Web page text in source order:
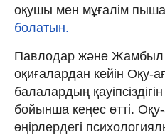
оқушы мен мұғалім
болатын.
Павлодар және Жамбыл
оқиғалардан кейін Оқу-
балалардың
бойынша кеңес өтті. Оқу-
өңірлердегі